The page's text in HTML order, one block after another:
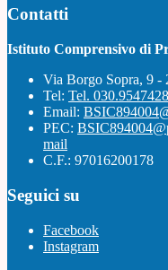
Contatti
Istituto Comprensivo di
Via Borgo Sopra, 9 -
Tel: Tel.
Email:
PEC:
mail
C.F.: 97016200178
Seguici su
Facebook
Instagram